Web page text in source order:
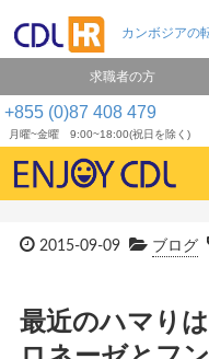
+855 (0)87 408 479
月曜~金曜 9:00~18:00(祝日を除く)
求職者の方
2015-09-09 ブログ
最近のハマり